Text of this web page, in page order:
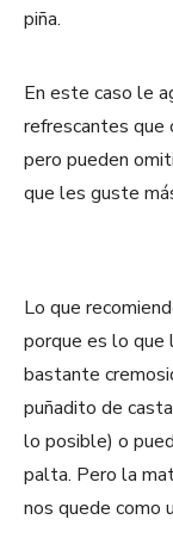
piña.
En este caso le
refrescantes que
pero pueden
que les guste
Lo que
porque es lo que
bastante
puñadito de
lo posible) o
palta. Pero la
nos quede como